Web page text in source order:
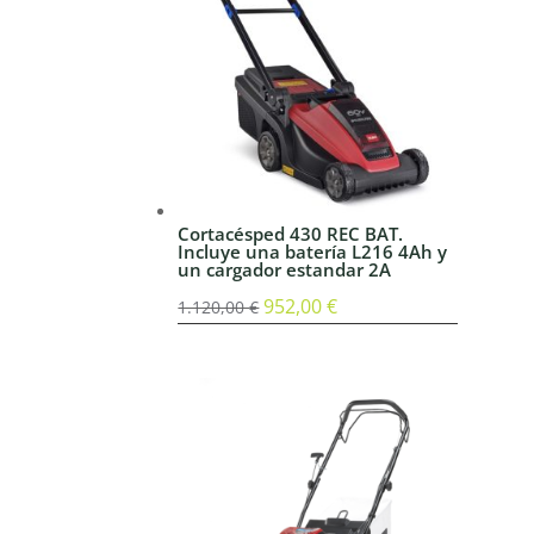
Cortacésped 430 REC BAT.
Incluye una batería L216 4Ah y
un cargador estandar 2A
1.120,00€El
1.120,00 €.
952,00€El
es:
952,00 €.